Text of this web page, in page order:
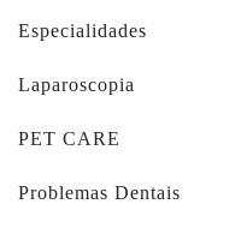
Especialidades
Laparoscopia
PET CARE
Problemas Dentais